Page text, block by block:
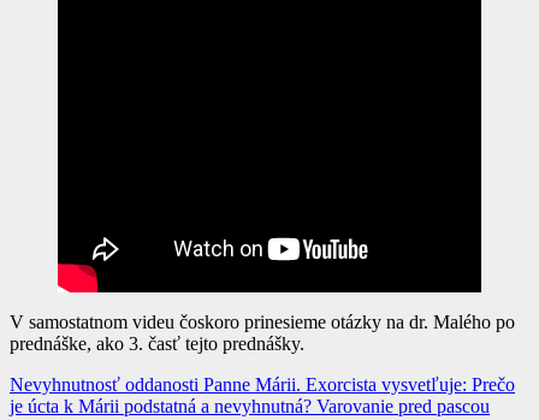
V samostatnom videu čoskoro prinesieme otázky na dr. Malého po
prednáške, ako 3. časť tejto prednášky.
Navigácia
Nevyhnutnosť oddanosti Panne Márii. Exorcista vysvetľuje: Prečo
je úcta k Márii podstatná a nevyhnutná? Varovanie pred pascou